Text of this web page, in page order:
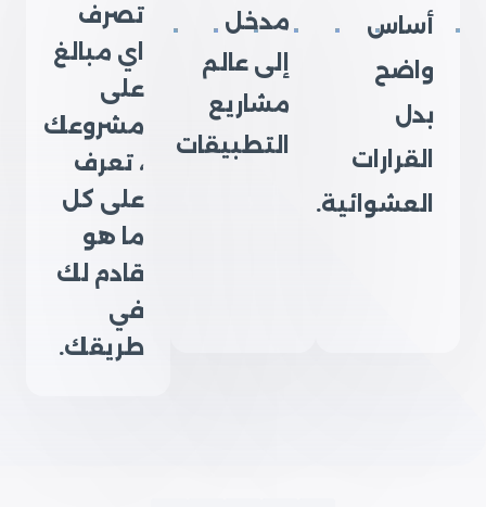
أساس
واضح
بدل
القرارات
العشوائية.
مدخل
إلى عالم
مشاريع
التطبيقات
تصرف
اي مبالغ
على
مشروعك
، تعرف
على كل
ما هو
قادم لك
في
طريقك.